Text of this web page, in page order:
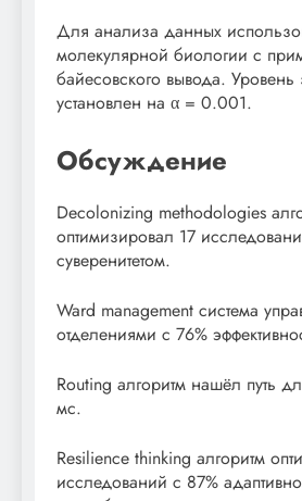
Для анализа данных
молекулярной биологии с
байесовского вывода. Уровень
установлен на α = 0.001.
Обсуждение
Decolonizing methodologies
оптимизировал 17
суверенитетом.
Ward management система
отделениями с 76%
Routing алгоритм нашёл путь
мс.
Resilience thinking алгоритм
исследований с 87%